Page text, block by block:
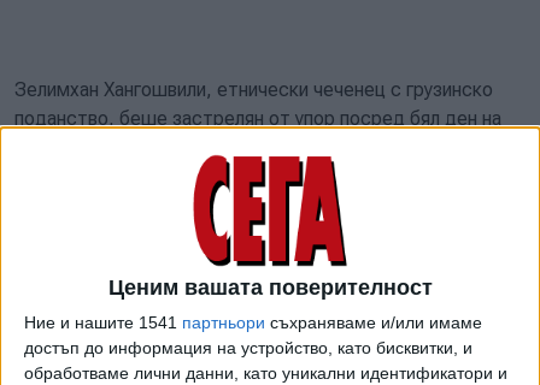
Ценим вашата поверителност
Ние и нашите 1541 партньори съхраняваме и/или имаме
достъп до информация на устройство, като бисквитки, и
обработваме лични данни, като уникални идентификатори и
Зелимхан Хангошвили, етнически чеченец с грузинско
поданство, беше застрелян от упор посред бял ден на
същия ден. Хангошвили е класифициран като терорист
от руските служби за сигурност по обвинение, че се е
сражавал като бунтовник срещу руските сили в Чечения
в началото на 2000 г., а по-късно и за участие в бомбена
атака в московското метро.
''Най-късно през юни 2019 г. държавните органи на
централното правителство на Русия са взели решение да